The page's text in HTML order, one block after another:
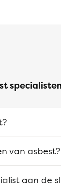
specialisten
van asbest?
aan de